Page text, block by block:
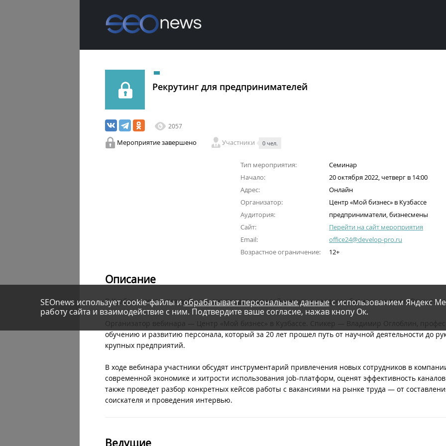
Рекрутинг для предпринимателей
2057
Мероприятие завершено Участники 0 чел.
Тип мероприятия:
Семинар
Начало:
20 октября 2022, четверг в 14:00
Адрес:
Онлайн
Организатор:
Центр «Мой бизнес» в Кузбассе
Аудитория:
предприниматели, бизнесмены
Сайт:
Перейти на сайт мероприятия
Email:
office24@develop-pro.ru
Возрастное ограничение:
12+
Описание
В Кузбассе состоится вебинар для представителей малого и среднего бизнеса на тему
Организатор вебинара — Центр «Мой бизнес» в Кузбассе. Спикер — Владимир Оглоблин,
обучению и развитию персонала, который за 20 лет прошел путь от научной деятельности до
крупных предприятий.
В ходе вебинара участники обсудят инструментарий привлечения новых сотрудников в
современной экономике и хитрости использования job-платформ, оценят эффективность
также проведет разбор конкретных кейсов работы с вакансиями на рынке труда — от
соискателя и проведения интервью.
Ведущие
SEOnews использует cookie-файлы иобрабатывает персональные данныес использованием Яндекс
работу сайта и взаимодействие с ним. Подтвердите ваше согласие, нажав кнопу Ок.